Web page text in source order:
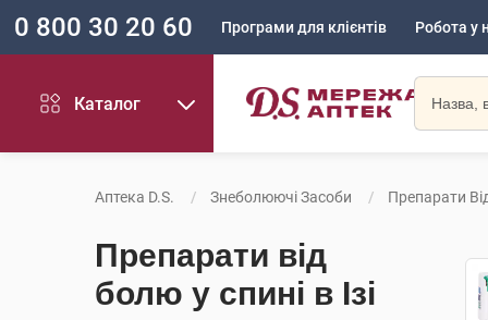
0 800 30 20 60 Програми для клієнтів Робота у
Каталог
Аптека D.S. Знеболюючі Засоби Препарати
Препарати від
болю у спині в Ізі